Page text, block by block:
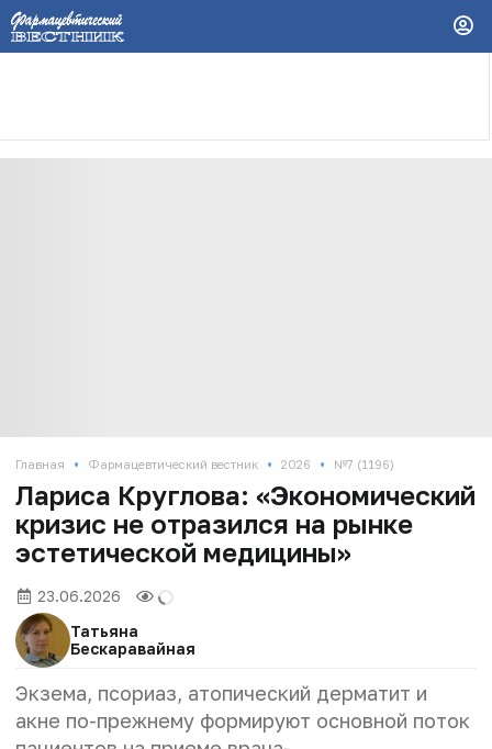
Главная • Фармацевтический вестник • 2026 • №7 (1196)
Лариса Круглова: «Экономический
кризис не отразился на рынке
эстетической медицины»
23.06.2026
Татьяна
Бескаравайная
Экзема, псориаз, атопический дерматит и
акне по-прежнему формируют основной поток